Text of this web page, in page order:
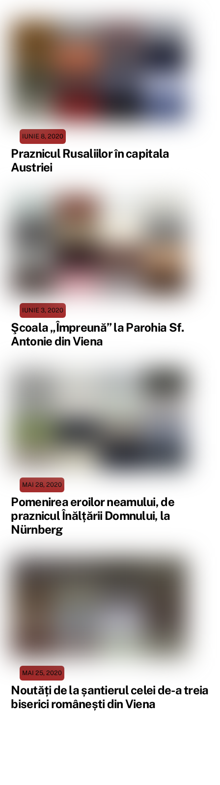
IUNIE 8, 2020
Praznicul Rusaliilor în capitala
Austriei
IUNIE 3, 2020
Şcoala „Împreună” la Parohia Sf.
Antonie din Viena
MAI 28, 2020
Pomenirea eroilor neamului, de
praznicul Înălțării Domnului, la
Nürnberg
MAI 25, 2020
Noutăți de la șantierul celei de-a treia
biserici românești din Viena